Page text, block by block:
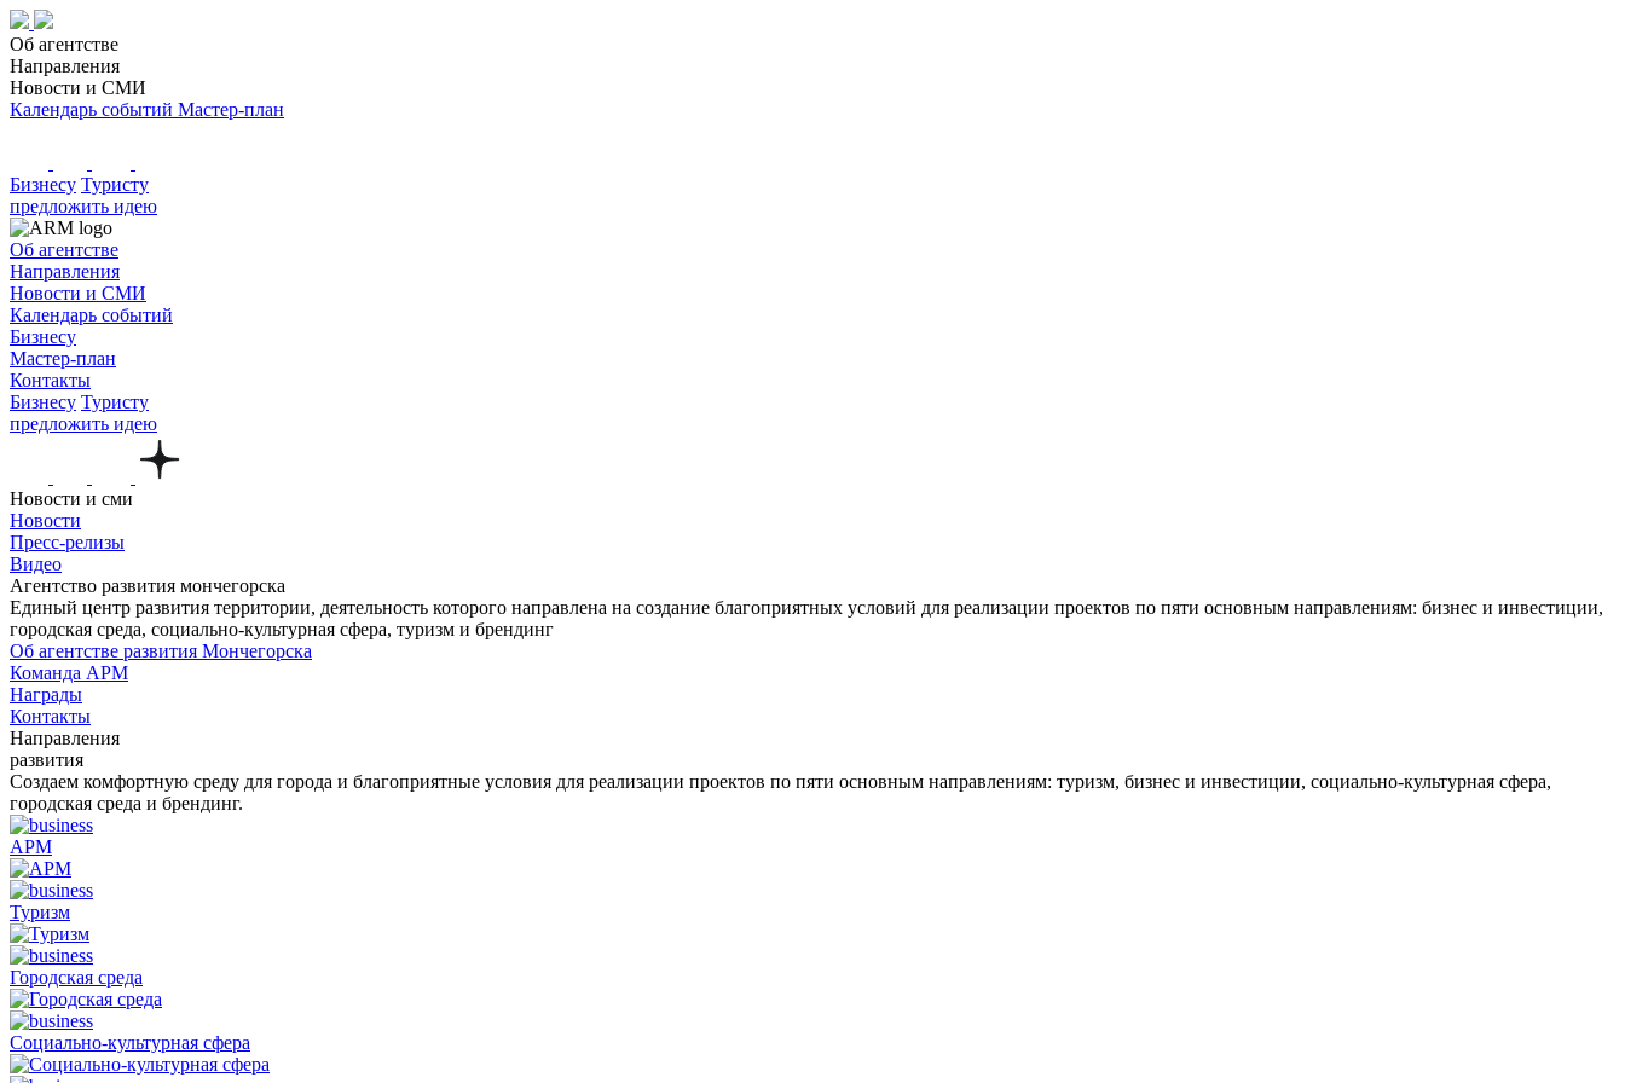
Об агентстве
Направления
Новости и СМИ
Календарь событий Мастер-план
Бизнесу Туристу
предложить идею
Об агентстве
Направления
Новости и СМИ
Календарь событий
Бизнесу
Мастер-план
Контакты
Бизнесу Туристу
предложить идею
Новости и сми
Новости
Пресс-релизы
Видео
Агентство развития мончегорска
Единый центр развития территории, деятельность которого направлена на создание благоприятных условий для реализации проектов по пяти основным направлениям: бизнес и инвестиции,
городская среда, социально-культурная сфера, туризм и брендинг
Об агентстве развития Мончегорска
Команда АРМ
Награды
Контакты
Направления
развития
Создаем комфортную среду для города и благоприятные условия для реализации проектов по пяти основным направлениям: туризм, бизнес и инвестиции, социально-культурная сфера,
городская среда и брендинг.
АРМ
Туризм
Городская среда
Социально-культурная сфера